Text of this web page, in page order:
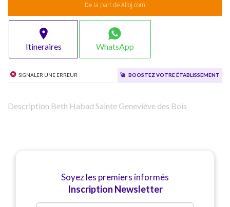
De la part de Alloj.com
Itineraires WhatsApp
Signaler une erreur 🚀 Boostez votre établissement
Description Beth Habad Sainte Geneviève des Bois
Soyez les premiers informés
Inscription Newsletter